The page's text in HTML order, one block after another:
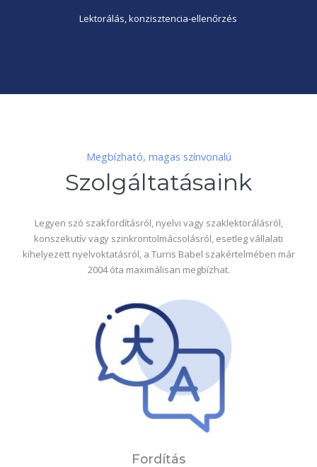
Lektorálás, konzisztencia-ellenőrzés
Megbízható, magas színvonalú
Szolgáltatásaink
Legyen szó szakfordításról, nyelvi vagy szaklektorálásról,
konszekutív vagy szinkrontolmácsolásról, esetleg vállalati
kihelyezett nyelvoktatásról, a Turris Babel szakértelmében már
2004 óta maximálisan megbízhat.
Fordítás